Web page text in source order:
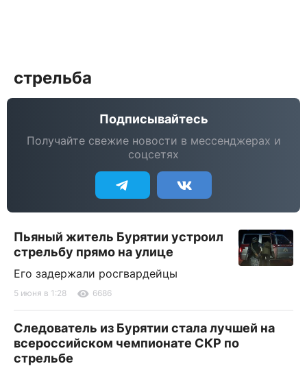
стрельба
Подписывайтесь
Получайте свежие новости в мессенджерах и
соцсетях
Пьяный житель Бурятии устроил
стрельбу прямо на улице
Его задержали росгвардейцы
5 июня в 1:28 6686
Следователь из Бурятии стала лучшей на
всероссийском чемпионате СКР по
стрельбе